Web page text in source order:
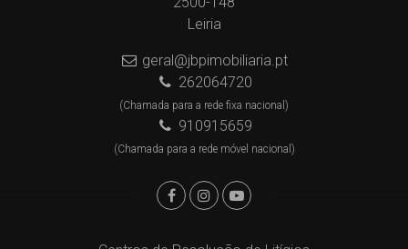
Leiria
geral@jbpimobiliaria.pt
262064720
(Chamada para a rede fixa nacional)
910915659
(Chamada para a rede móvel nacional)